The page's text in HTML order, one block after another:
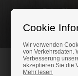
Cookie
Wir verwenden
von Verkehrsdaten.
Verbesserung
akzeptieren Sie die
Mehr lesen
Rufen Sie
HM-